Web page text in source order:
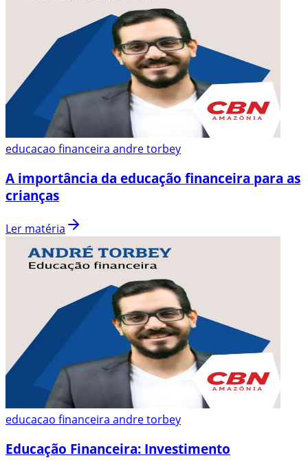
educacao financeira andre torbey
A importância da educação financeira para as
crianças
Ler matéria
educacao financeira andre torbey
Educação Financeira: Investimento